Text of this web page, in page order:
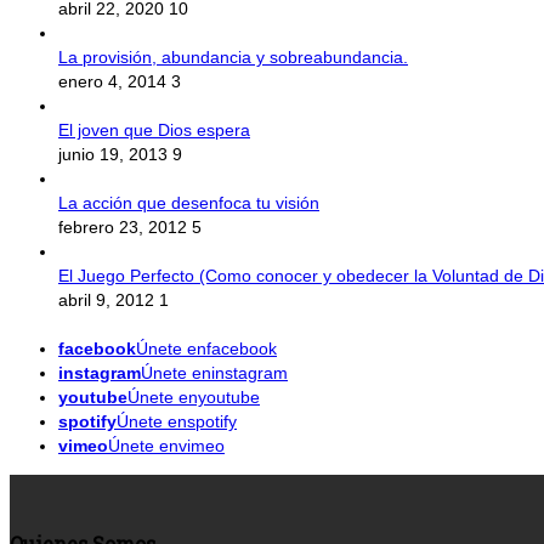
abril 22, 2020 10
La provisión, abundancia y sobreabundancia.
enero 4, 2014 3
El joven que Dios espera
junio 19, 2013 9
La acción que desenfoca tu visión
febrero 23, 2012 5
El Juego Perfecto (Como conocer y obedecer la Voluntad de
abril 9, 2012 1
facebookÚnete enfacebook
instagramÚnete eninstagram
youtubeÚnete enyoutube
spotifyÚnete enspotify
vimeoÚnete envimeo